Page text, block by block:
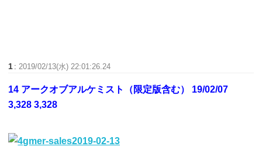
1 : 2019/02/13(水) 22:01:26.24
14 アークオブアルケミスト（限定版含む） 19/02/07
3,328 3,328